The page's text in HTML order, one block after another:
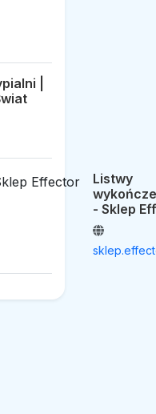
|
Listwy
- Sklep